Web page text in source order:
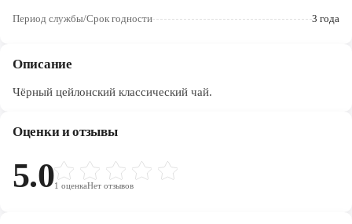
Период службы/Срок годности 3 года
Описание
Чёрный цейлонский классический чай.
Оценки и отзывы
5.01 оценкаНет отзывов